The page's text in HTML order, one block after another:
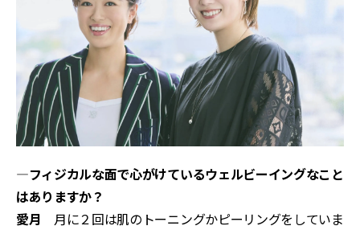
―フィジカルな面で心がけているウェルビーイングなこと
はありますか？
愛月 月に２回は肌のトーニングかピーリングをしていま